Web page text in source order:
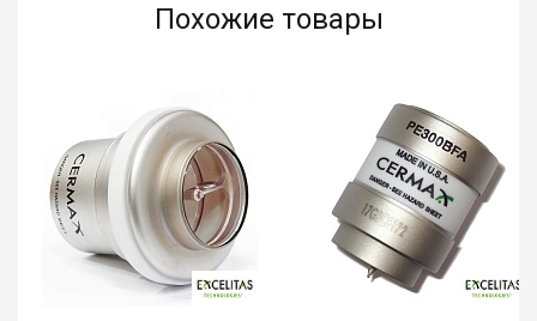
Похожие товары